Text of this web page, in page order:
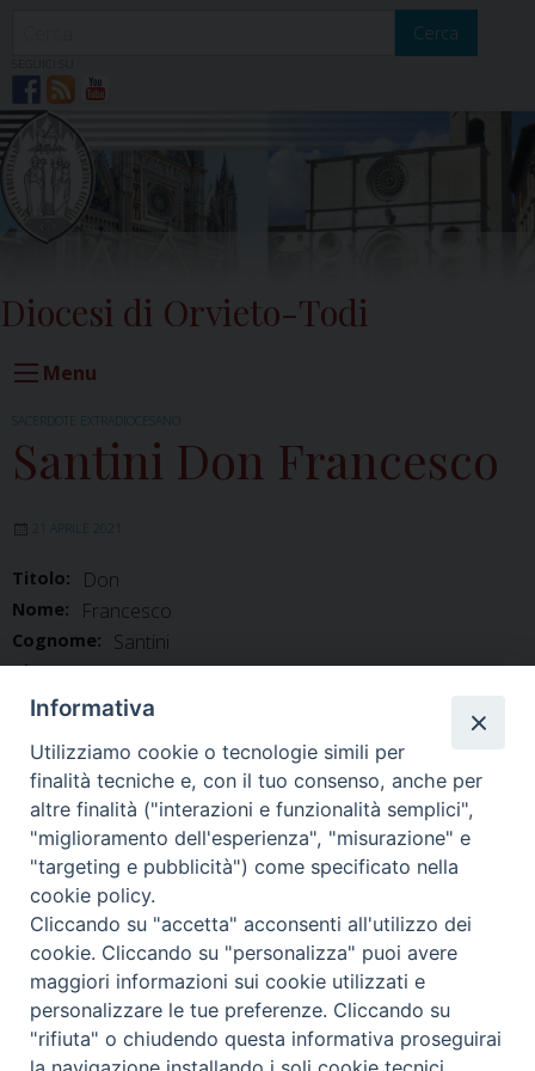
Cerca
Diocesi di Orvieto-Todi
Menu
SACERDOTE EXTRADIOCESANO
Santini Don Francesco
21 APRILE 2021
Titolo: Don
Nome: Francesco
Cognome: Santini
Tipo: Sacerdote extradiocesano
Home Il Vescovo Diocesi Pastorale
Liturgia
Beni Culturali
Modulistica
Casa dioc. di Spagliagrano Webmail
2025 copyright
Informativa
Utilizziamo cookie o tecnologie simili per
finalità tecniche e, con il tuo consenso, anche per
altre finalità ("interazioni e funzionalità semplici",
"miglioramento dell'esperienza", "misurazione" e
"targeting e pubblicità") come specificato nella
cookie policy.
Cliccando su "accetta" acconsenti all'utilizzo dei
cookie. Cliccando su "personalizza" puoi avere
maggiori informazioni sui cookie utilizzati e
personalizzare le tue preferenze. Cliccando su
"rifiuta" o chiudendo questa informativa proseguirai